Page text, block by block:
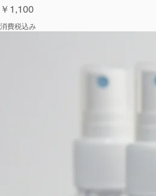
価格
￥1,100
消費税込み